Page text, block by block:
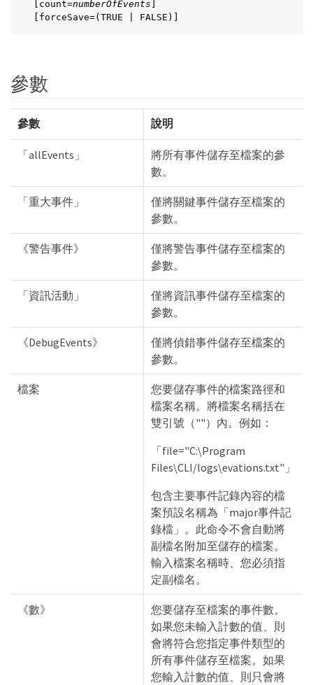
[count=numberOfEvents
[forceSave=(TRUE | FALSE)]
參數
參數 說明
「allEvents」
將所有事件儲存至檔案的參
數。
「重大事件」
僅將關鍵事件儲存至檔案的
參數。
《警告事件》
僅將警告事件儲存至檔案的
參數。
「資訊活動」
僅將資訊事件儲存至檔案的
參數。
《DebugEvents》
僅將偵錯事件儲存至檔案的
參數。
檔案
您要儲存事件的檔案路徑和
檔案名稱。將檔案名稱括在
雙引號（""）內。例如：
「file="C:\Program
Files\CLI/logs\evations.txt"」
包含主要事件記錄內容的檔
案預設名稱為「major事件記
錄檔」。此命令不會自動將
副檔名附加至儲存的檔案。
輸入檔案名稱時、您必須指
定副檔名。
《數》
您要儲存至檔案的事件數。
如果您未輸入計數的值、則
會將符合您指定事件類型的
所有事件儲存至檔案。如果
您輸入計數的值、則只會將